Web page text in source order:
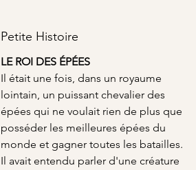
favorisez un sentiment de détermination
l'épanouissement.
Enveloppée dans un contenant en verre
vert foncé avec une mèche en bois
rustique, chaque bougie magique Hop
Hare est un chef-d'œuvre unique.
Découvrez la magie à l'intérieur en
découvrant une pierre précieuse
Petite Histoire
LE ROI DES ÉPÉES
Il était une fois, dans un royaume
lointain, un puissant chevalier des
épées qui ne voulait rien de plus que
posséder les meilleures épées du
monde et gagner toutes les batailles.
Il avait entendu parler d'une créature